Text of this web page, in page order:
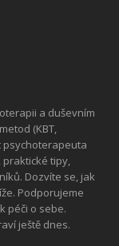
a duševním
(KBT,
psychoterapeuta
praktické tipy,
Dozvíte se, jak
Podporujeme
péči o sebe.
ještě dnes.